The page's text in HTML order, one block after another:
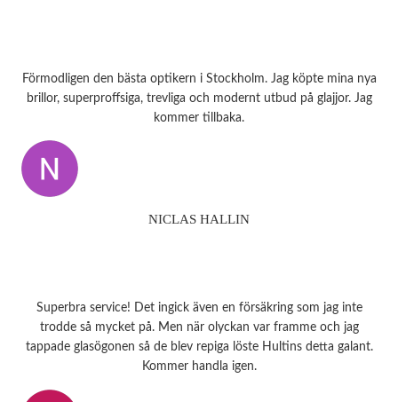
Förmodligen den bästa optikern i Stockholm. Jag köpte mina nya
brillor, superproffsiga, trevliga och modernt utbud på glajjor. Jag
kommer tillbaka.
NICLAS HALLIN
Superbra service! Det ingick även en försäkring som jag inte
trodde så mycket på. Men när olyckan var framme och jag
tappade glasögonen så de blev repiga löste Hultins detta galant.
Kommer handla igen.